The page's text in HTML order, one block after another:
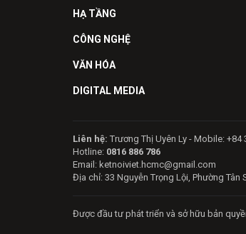
HẠ TẦNG
CÔNG NGHỆ
VĂN HÓA
DIGITAL MEDIA
Liên hệ: Trương Thị Uyên Ly - Mobile: +84
Hotline: 0816 886 786
Email: ketnoiviet.hcmc@gmail.com
Địa chỉ: 33 Nguyễn Trọng Lội, Phường Tân
Được đầu tư phát triển và sở hữu bản